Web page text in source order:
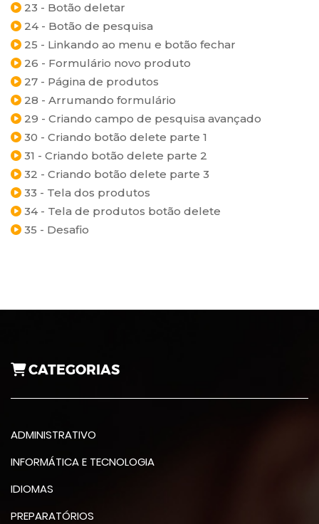
23 - Botão deletar
24 - Botão de pesquisa
25 - Linkando ao menu e botão fechar
26 - Formulário novo produto
27 - Página de produtos
28 - Arrumando formulário
29 - Criando campo de pesquisa avançado
30 - Criando botão delete parte 1
31 - Criando botão delete parte 2
32 - Criando botão delete parte 3
33 - Tela dos produtos
34 - Tela de produtos botão delete
35 - Desafio
CATEGORIAS
ADMINISTRATIVO
INFORMÁTICA E TECNOLOGIA
IDIOMAS
PREPARATÓRIOS